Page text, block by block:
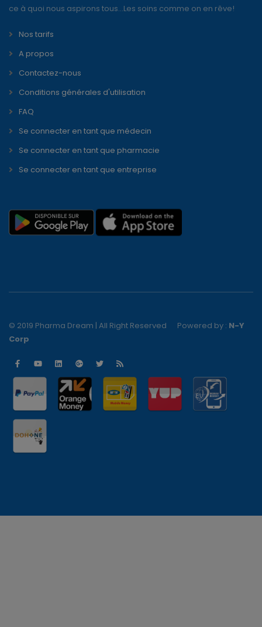
ce à quoi nous aspirons tous...Les soins comme on en rêve!
Nos tarifs
A propos
Contactez-nous
Conditions générales d'utilisation
FAQ
Se connecter en tant que médecin
Se connecter en tant que pharmacie
Se connecter en tant que entreprise
© 2019 Pharma Dream | All Right Reserved Powered by : N-Y
Corp